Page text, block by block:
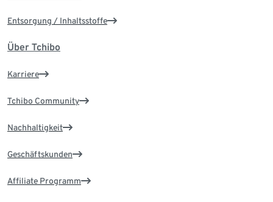
Entsorgung / Inhaltsstoffe
Über Tchibo
Karriere
Tchibo Community
Nachhaltigkeit
Geschäftskunden
Affiliate Programm